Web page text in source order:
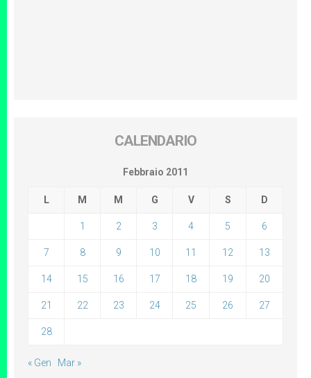
CALENDARIO
Febbraio 2011
L M M G V S D
1 2 3 4 5 6
7 8 9 10 11 12 13
14 15 16 17 18 19 20
21 22 23 24 25 26 27
28
« Gen Mar »